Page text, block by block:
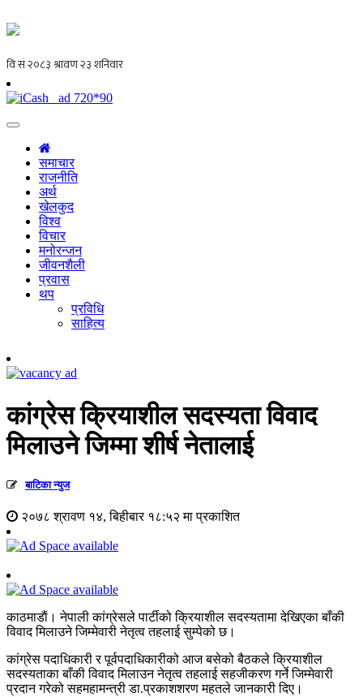
समाचार
राजनीति
अर्थ
खेलकुद
विश्व
विचार
मनोरन्जन
जीवनशैली
प्रवास
थप
प्रविधि
साहित्य
कांग्रेस क्रियाशील सदस्यता विवाद
मिलाउने जिम्मा शीर्ष नेतालाई
बाटिका न्युज
२०७८ श्रावण १४, बिहीबार १८:५२ मा प्रकाशित
काठमाडाैं। नेपाली कांग्रेसले पार्टीको क्रियाशील सदस्यतामा देखिएका बाँकी
विवाद मिलाउने जिम्मेवारी नेतृत्व तहलाई सुम्पेको छ।
कांग्रेस पदाधिकारी र पूर्वपदाधिकारीको आज बसेको बैठकले क्रियाशील
सदस्यताका बाँकी विवाद मिलाउन नेतृत्व तहलाई सहजीकरण गर्ने जिम्मेवारी
प्रदान गरेको सहमहामन्त्री डा.प्रकाशशरण महतले जानकारी दिए।